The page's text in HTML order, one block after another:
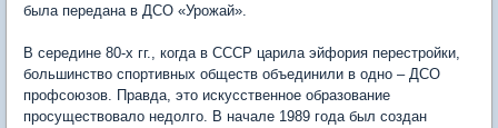
была передана в ДСО «Урожай».
В середине 80-х гг., когда в СССР царила эйфория перестройки,
большинство спортивных обществ объединили в одно – ДСО
профсоюзов. Правда, это искусственное образование
просуществовало недолго. В начале 1989 года был создан